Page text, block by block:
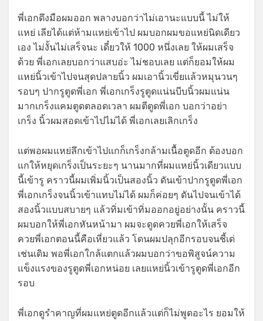
พี่เอกดึงมือผมออก พลางบอกว่าไม่เอานะแบบนี้ ไม่ให้
แหย่ เลียได้แต่ห้ามแหย่เข้าไป ผมบอกผมขอแหย่นิดเดียว
เอง ไม่งั้นไม่เสร็จนะ เดี๋ยวให้ 1000 หนึ่งเลย ให้ผมเสร็จ
ด้วย พี่เอกเลยบอกว่าแสบอ่ะ ไม่ชอบเลย แต่ก็ยอมให้ผม
แหย่นิ้วเข้าไปจนสุดปลายนิ้ว ผมเอานิ้วเขี่ยแล้วหมุนวนๆ
รอบๆ ปากรูตูดพี่เอก พี่เอกเกร็งรูตูดแน่นบีบนิ้วผมแน่น
มากเกร็งแคมตูดตลอดเวลา ผมตีตูดพี่เอก บอกว่าอย่า
เกร็ง นิ้วผมสอดเข้าไปไม่ได้ พี่เอกเลยเลิกเกร็ง
แต่พอผมแหย่ลึกเข้าไปแกก็เกร็งกล้ามเนื้อตูดอีก ต้องบอก
แกให้หยุดเกร็งเป็นระยะๆ นานมากที่ผมแหย่นิ้วเดียวแบบ
นี้เข้ารู คราวนี้ผมเพิ่มนิ้วเป็นสองนิ้ว ดันเข้าปากรูตูดพี่เอก
พี่เอกเกร็งจนนิ้วเข้าแทบไม่ได้ ผมก็ค่อยๆ ดันไปจนเข้าได้
สองนิ้วแบบสบายๆ แล้วทิ่มเข้าทิ่มออกอยู่อย่างนั้น คราวนี้
ผมบอกให้พี่เอกหันหน้ามา ผมจะดูดควยพี่เอกให้เสร็จ
ควยพี่เอกตอนนี้คือเหี่ยวแล้ว โดนผมปลุกอีกรอบจนชี้เด่
เช่นเดิม พอพี่เอกใกล้แตกแล้วผมบอกว่าขอพิสูจน์ความ
แข็งแรงของรูตูดพี่เอกหน่อย เลยแหย่นิ้วเข้ารูตูดพี่เอกอีก
รอบ
พี่เอกดูรำคาญที่ผมแหย่ตูดอีกแล้วแต่ก็ไม่พูดอะไร ยอมให้